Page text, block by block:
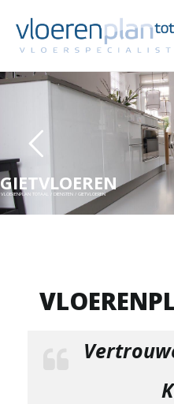
GIETVLOEREN
VLOERENPLAN TOTAAL / DIENSTEN / GIETVLOEREN